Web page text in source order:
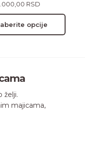
RSD
opcije
želji.
majicama,